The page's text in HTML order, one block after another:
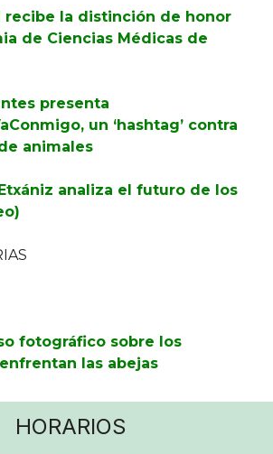
recibe la distinción de honor
de Ciencias Médicas de
presenta
un ‘hashtag’ contra
animales
analiza el futuro de los
fotográfico sobre los
las abejas
HORARIOS